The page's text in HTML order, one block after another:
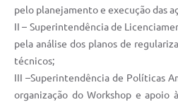
pelo planejamento e execução das
II – Superintendência de
pela análise dos planos de
técnicos;
III –Superintendência de Políticas
organização do Workshop e apoio